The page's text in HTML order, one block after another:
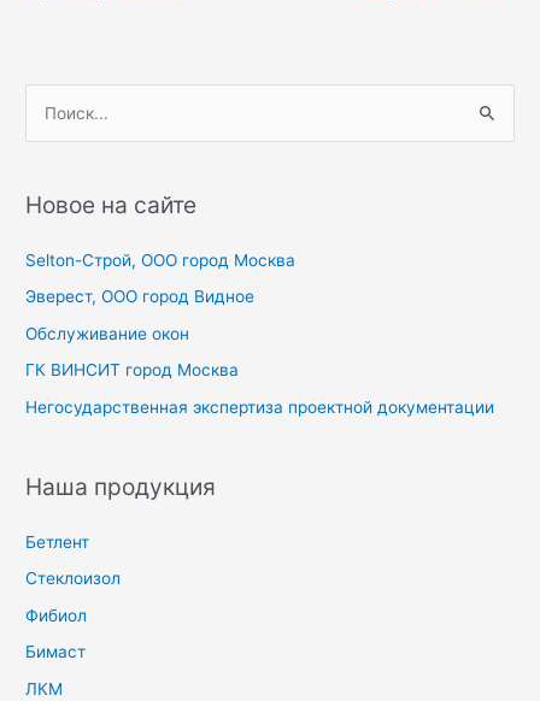
с
:
Новое на сайте
Selton-Строй, OOO город Москва
Эверест, ООО город Видное
Обслуживание окон
ГК ВИНСИТ город Москва
Негосударственная экспертиза проектной документации
Наша продукция
Бетлент
Стеклоизол
Фибиол
Бимаст
ЛКМ